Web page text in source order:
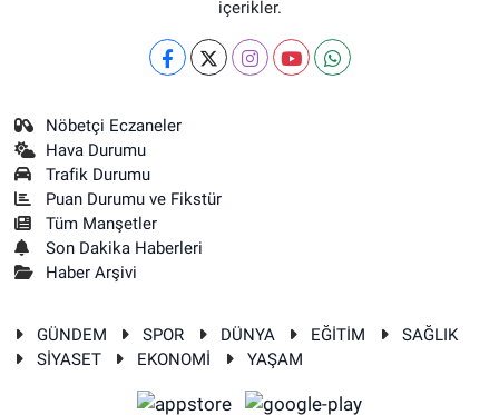
içerikler.
Nöbetçi Eczaneler
Hava Durumu
Trafik Durumu
Puan Durumu ve Fikstür
Tüm Manşetler
Son Dakika Haberleri
Haber Arşivi
GÜNDEM SPOR DÜNYA EĞİTİM
SAĞLIK
SİYASET
EKONOMİ YAŞAM